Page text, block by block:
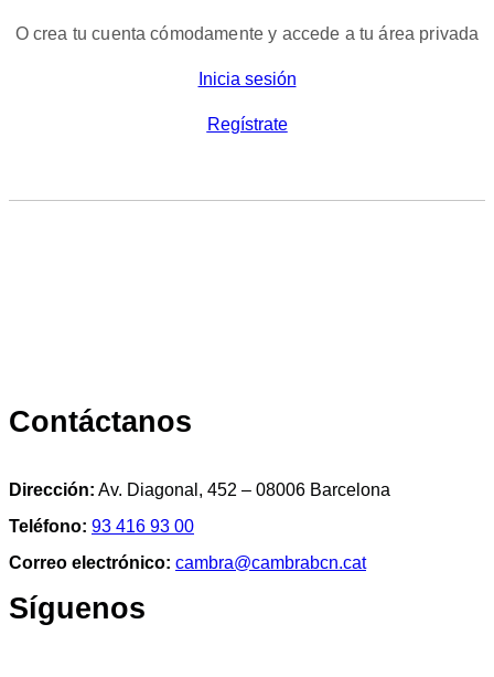
O crea tu cuenta cómodamente y accede a tu área privada
Inicia sesión
Regístrate
Contáctanos
Dirección: Av. Diagonal, 452 – 08006 Barcelona
Teléfono: 93 416 93 00
Correo electrónico: cambra@cambrabcn.cat
Síguenos